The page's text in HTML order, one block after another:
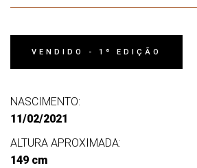
VENDIDO - 1ª EDIÇÃO
NASCIMENTO:
11/02/2021
ALTURA APROXIMADA:
149 cm